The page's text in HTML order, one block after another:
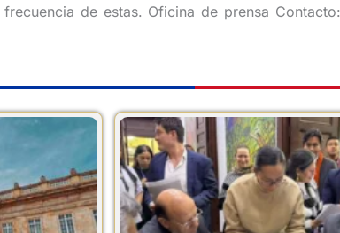
de estas. Oficina de prensa